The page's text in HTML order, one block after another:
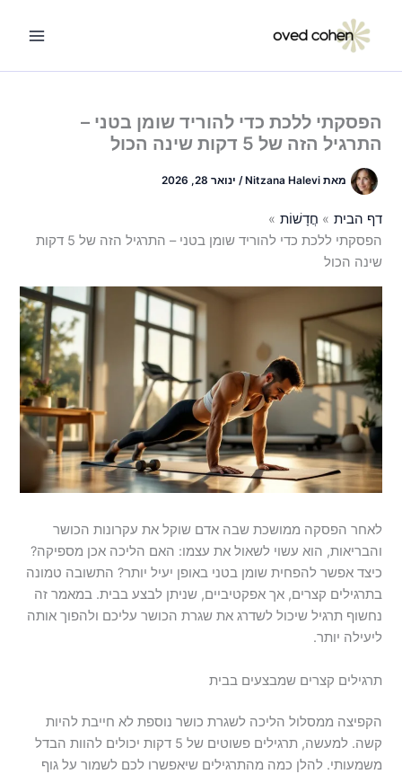
הפסקתי ללכת כדי להוריד שומן בטני –
התרגיל הזה של 5 דקות שינה הכול
מאתNitzana Halevi
/ ינואר 28, 2026
דף הבית
חֲדָשׁוֹת
הפסקתי ללכת כדי להוריד שומן בטני – התרגיל הזה של 5 דקות
שינה הכול
לאחר הפסקה ממושכת שבה אדם שוקל את עקרונות הכושר
והבריאות, הוא עשוי לשאול את עצמו: האם הליכה אכן מספיקה?
כיצד אפשר להפחית שומן בטני באופן יעיל יותר? התשובה טמונה
בתרגילים קצרים, אך אפקטיביים, שניתן לבצע בבית. במאמר זה
נחשוף תרגיל שיכול לשדרג את שגרת הכושר עליכם ולהפוך אותה
ליעילה יותר.
תרגילים קצרים שמבצעים בבית
הקפיצה ממסלול הליכה לשגרת כושר נוספת לא חייבת להיות
קשה. למעשה, תרגילים פשוטים של 5 דקות יכולים להוות הבדל
משמעותי. להלן כמה מהתרגילים שיאפשרו לכם לשמור על גוף